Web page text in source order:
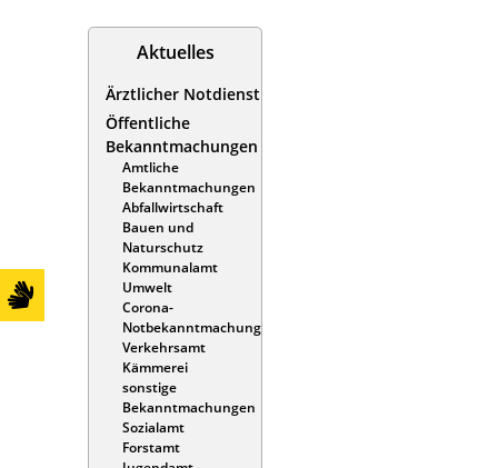
Aktuelles
Ärztlicher Notdienst
Öffentliche
Bekanntmachungen
Amtliche
Bekanntmachungen
Abfallwirtschaft
Bauen und
Naturschutz
Kommunalamt
Umwelt
Corona-
Notbekanntmachung
Verkehrsamt
Kämmerei
sonstige
Bekanntmachungen
Sozialamt
Forstamt